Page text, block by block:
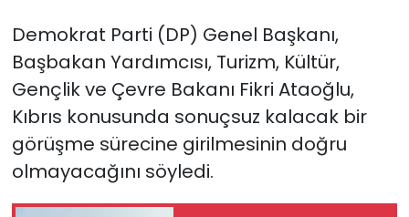
Demokrat Parti (DP) Genel Başkanı,
Başbakan Yardımcısı, Turizm, Kültür,
Gençlik ve Çevre Bakanı Fikri Ataoğlu,
Kıbrıs konusunda sonuçsuz kalacak bir
görüşme sürecine girilmesinin doğru
olmayacağını söyledi.
SAĞLIK
Spor
Teknoloji
TÜRKiYE